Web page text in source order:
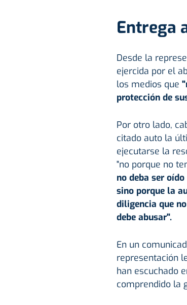
Entrega
Desde la
ejercida por el
los medios que
protección de
Por otro lado,
citado auto la
ejecutarse la
"no porque no
no deba ser
sino porque la
diligencia que
debe abusar".
En un
representación
han escuchado
comprendido la